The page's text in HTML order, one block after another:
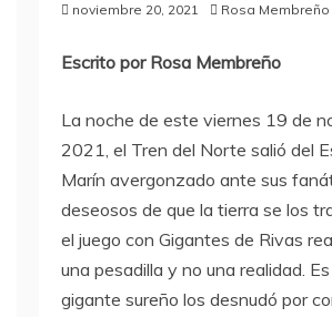
noviembre 20, 2021 Rosa Membreño
Escrito por Rosa Membreño
La noche de este viernes 19 de
2021, el Tren del Norte salió del
Marín avergonzado ante sus
deseosos de que la tierra se los
el juego con Gigantes de Rivas
una pesadilla y no una realidad.
gigante sureño los desnudó por